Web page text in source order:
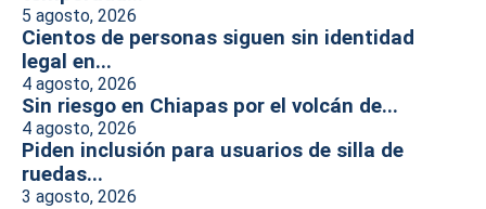
5 agosto, 2026
Cientos de personas siguen sin identidad
legal en...
4 agosto, 2026
Sin riesgo en Chiapas por el volcán de...
4 agosto, 2026
Piden inclusión para usuarios de silla de
ruedas...
3 agosto, 2026